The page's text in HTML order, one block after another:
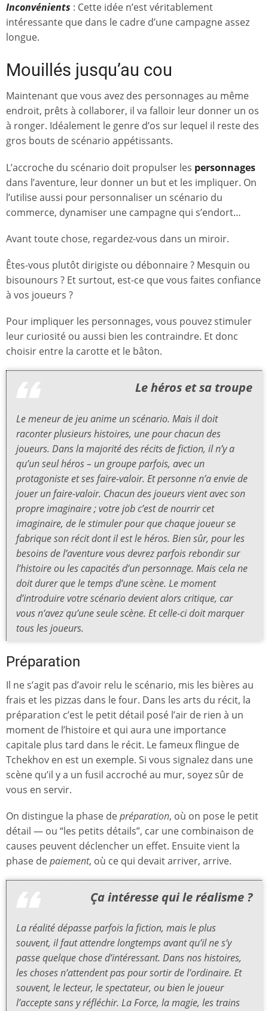
Inconvénients : Cette idée n’est véritablement
intéressante que dans le cadre d’une campagne assez
longue.
Mouillés jusqu’au cou
Maintenant que vous avez des personnages au même
endroit, prêts à collaborer, il va falloir leur donner un os
à ronger. Idéalement le genre d’os sur lequel il reste des
gros bouts de scénario appétissants.
L’accroche du scénario doit propulser les personnages
dans l’aventure, leur donner un but et les impliquer. On
l’utilise aussi pour personnaliser un scénario du
commerce, dynamiser une campagne qui s’endort…
Avant toute chose, regardez-vous dans un miroir.
Êtes-vous plutôt dirigiste ou débonnaire ? Mesquin ou
bisounours ? Et surtout, est-ce que vous faites confiance
à vos joueurs ?
Pour impliquer les personnages, vous pouvez stimuler
leur curiosité ou aussi bien les contraindre. Et donc
choisir entre la carotte et le bâton.
Le héros et sa troupe
Le meneur de jeu anime un scénario. Mais il doit
raconter plusieurs histoires, une pour chacun des
joueurs. Dans la majorité des récits de fiction, il n’y a
qu’un seul héros – un groupe parfois, avec un
protagoniste et ses faire-valoir. Et personne n’a envie de
jouer un faire-valoir. Chacun des joueurs vient avec son
propre imaginaire ; votre job c’est de nourrir cet
imaginaire, de le stimuler pour que chaque joueur se
fabrique son récit dont il est le héros. Bien sûr, pour les
besoins de l’aventure vous devrez parfois rebondir sur
l’histoire ou les capacités d’un personnage. Mais cela ne
doit durer que le temps d’une scène. Le moment
d’introduire votre scénario devient alors critique, car
vous n’avez qu’une seule scène. Et celle-ci doit marquer
tous les joueurs.
Préparation
Il ne s’agit pas d’avoir relu le scénario, mis les bières au
frais et les pizzas dans le four. Dans les arts du récit, la
préparation c’est le petit détail posé l’air de rien à un
moment de l’histoire et qui aura une importance
capitale plus tard dans le récit. Le fameux flingue de
Tchekhov en est un exemple. Si vous signalez dans une
scène qu’il y a un fusil accroché au mur, soyez sûr de
vous en servir.
On distingue la phase depréparation, où on pose le petit
détail — ou “les petits détails”, car une combinaison de
causes peuvent déclencher un effet. Ensuite vient la
phase depaiement, où ce qui devait arriver, arrive.
Ça intéresse qui le réalisme ?
La réalité dépasse parfois la fiction, mais le plus
souvent, il faut attendre longtemps avant qu’il ne s’y
passe quelque chose d’intéressant. Dans nos histoires,
les choses n’attendent pas pour sortir de l’ordinaire. Et
souvent, le lecteur, le spectateur, ou bien le joueur
l’accepte sans y réfléchir. La Force, la magie, les trains